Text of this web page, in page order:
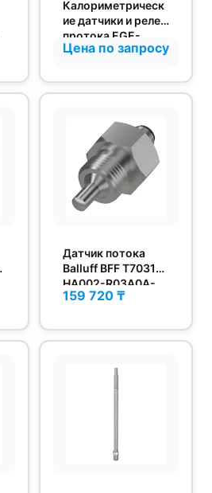
Калориметрическ
ие датчики и реле
протока EGE-
Elektronik серии
высокотемперату
рном исполнении
Цена по запросу
Датчик потока
Balluff BFF T7031-
HA002-R03A0A-
S4
159 720 ₸